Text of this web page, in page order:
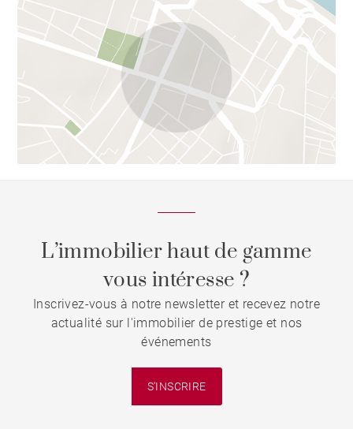
L’immobilier haut de gamme
vous intéresse ?
Inscrivez-vous à notre newsletter et recevez notre
actualité sur l'immobilier de prestige et nos
événements
S'INSCRIRE